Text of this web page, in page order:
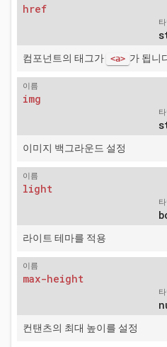
href
컴포넌트의 태그가 <a> 가 됩니
이름
img
이미지 백그라운드 설정
이름
light
라이트 테마를 적용
이름
max-height
컨탠츠의 최대 높이를 설정